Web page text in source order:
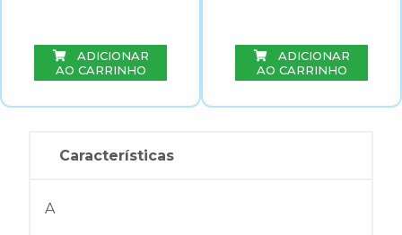
ADICIONAR
AO CARRINHO
ADICIONAR
AO CARRINHO
Características
A